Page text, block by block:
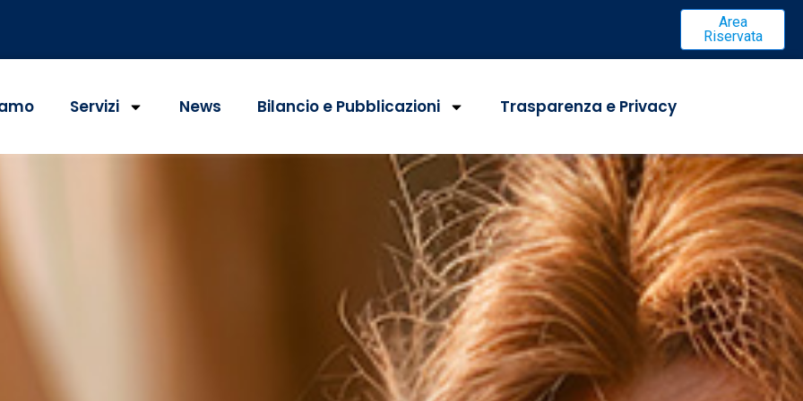
Area
Riservata
Servizi News Bilancio e Pubblicazioni Trasparenza e Privacy